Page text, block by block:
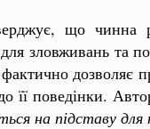
що чинна
зловживань та
дозволяє
її поведінки.
на підставу для